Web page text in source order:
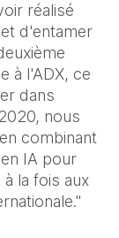
réalisé
d'entamer
à l'ADX, ce
dans
nous
combinant
IA pour
la fois aux